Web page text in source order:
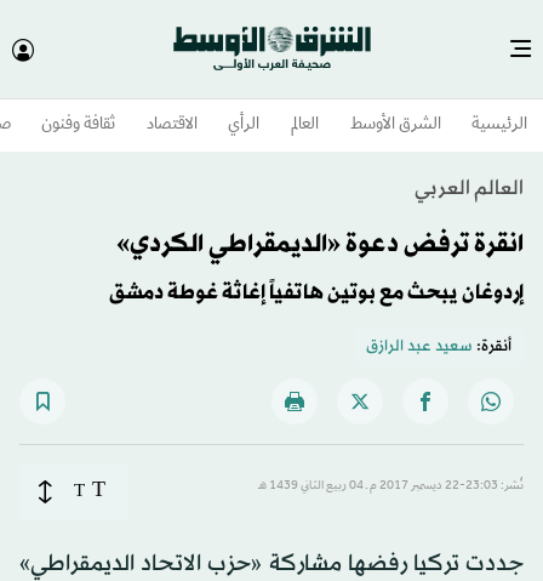
الرئيسية الشرق الأوسط​ العالم الرأي الاقتصاد ثقافة وفنون
العالم العربي
انقرة ترفض دعوة «الديمقراطي الكردي»
إردوغان يبحث مع بوتين هاتفياً إغاثة غوطة دمشق
أنقرة: سعيد عبد الرازق
نُشر: 23:03-22 ديسمبر 2017 م ـ 04 ربيع الثاني 1439 هـ T
T
جددت تركيا رفضها مشاركة «حزب الاتحاد الديمقراطي»